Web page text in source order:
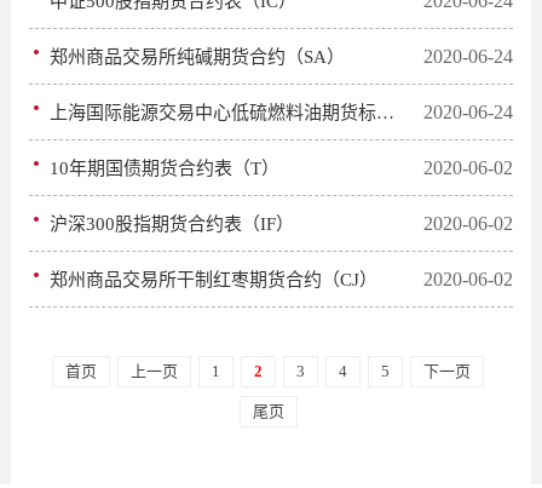
郑州商品交易所纯碱期货合约（SA） 2020-06-24
上海国际能源交易中心低硫燃料油期货标准合约（LU） 2020-06-24
10年期国债期货合约表（T） 2020-06-02
沪深300股指期货合约表（IF） 2020-06-02
郑州商品交易所干制红枣期货合约（CJ） 2020-06-02
首页 上一页 1 2 3 4 5 下一页
尾页